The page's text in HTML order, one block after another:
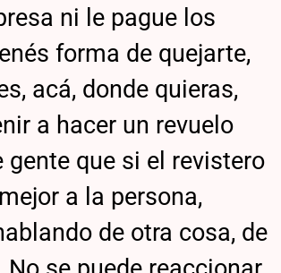
ni le pague los
forma de quejarte,
acá, donde quieras,
a hacer un revuelo
gente que si el revistero
a la persona,
de otra cosa, de